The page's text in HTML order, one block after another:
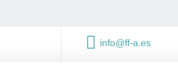
info@ff-a.es